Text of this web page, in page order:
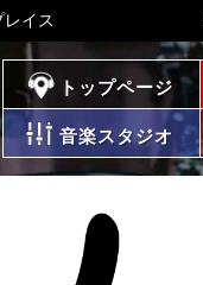
イス
トップページ
音楽スタジオ